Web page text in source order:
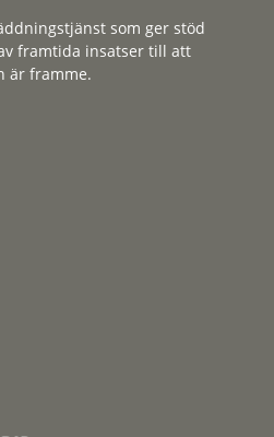
som ger stöd
framtida insatser till att
är framme.